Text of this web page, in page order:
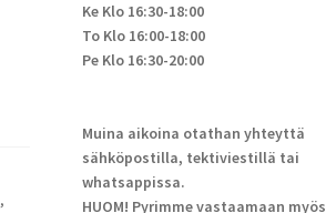
,
Ke Klo 16:30-18:00
To Klo 16:00-18:00
Pe Klo 16:30-20:00
Muina aikoina otathan yhteyttä
sähköpostilla, tektiviestillä tai
whatsappissa.
HUOM! Pyrimme vastaamaan myös